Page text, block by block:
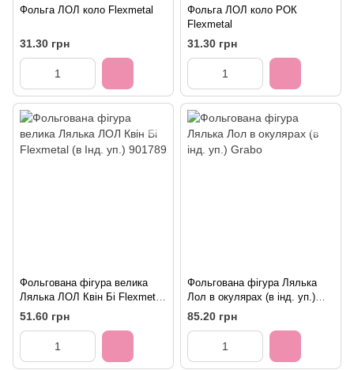
Фольга ЛОЛ коло Flexmetal
31.30 грн
Фольга ЛОЛ коло РОК
Flexmetal
31.30 грн
Фольгована фігура велика
Лялька ЛОЛ Квін Бі Flexmetal
(в Інд. уп.) 901789
51.60 грн
Фольгована фігура Лялька
Лол в окулярах (в інд. уп.)
Grabo
85.20 грн